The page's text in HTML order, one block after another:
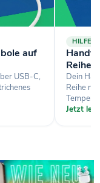
auf
USB-C,
HILFE
Handy
Reihe
Dein
Reihe
Jetzt